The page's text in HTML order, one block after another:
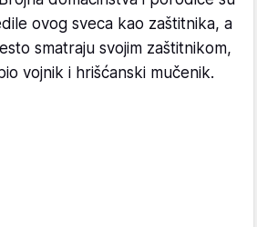
ovog sveca kao zaštitnika, a
smatraju svojim zaštitnikom,
vojnik i hrišćanski mučenik.